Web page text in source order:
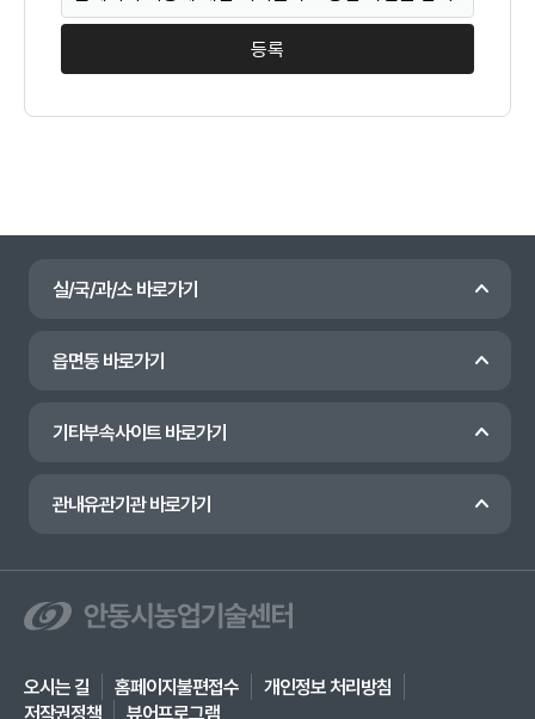
실/국/과/소 바로가기
읍면동 바로가기
기타부속사이트 바로가기
관내유관기관 바로가기
오시는 길 홈페이지불편접수
개인정보 처리방침
저작권정책
뷰어프로그램